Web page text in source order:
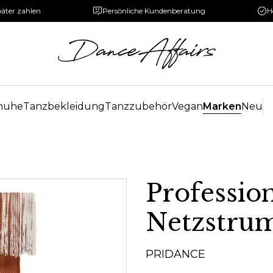
zahlen Persönliche Kundenberatung
TanzbekleidungTanzzubehörVeganMarkenNeu
PRIDANCE